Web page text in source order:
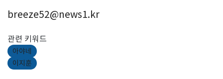
breeze52@news1.kr
관련 키워드
아야네
이지훈